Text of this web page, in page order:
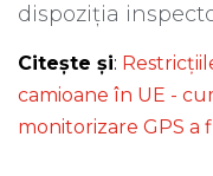
dispoziția
Citește și:
camioane în UE -
monitorizare GPS a